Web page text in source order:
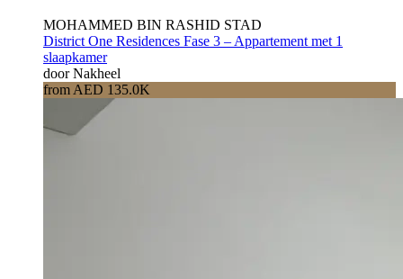
MOHAMMED BIN RASHID STAD
District One Residences Fase 3 – Appartement met 1
slaapkamer
door Nakheel
from AED 135.0K